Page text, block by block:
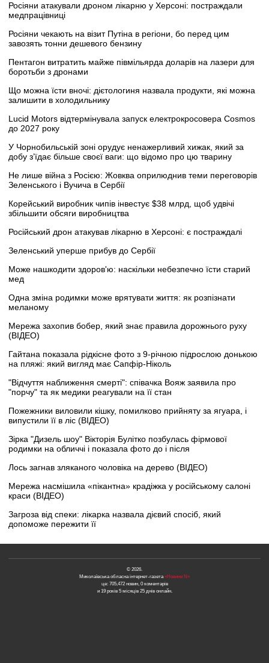
Росіяни атакували дроном лікарню у Херсоні: постраждали
медпрацівниці
Росіяни чекають на візит Путіна в регіони, бо перед цим
завозять тонни дешевого бензину
Пентагон витратить майже півмільярда доларів на лазери для
боротьби з дронами
Що можна їсти вночі: дієтологиня назвала продукти, які можна
залишити в холодильнику
Lucid Motors відтермінувала запуск електрокросовера Cosmos
до 2027 року
У Чорнобильській зоні орудує ненажерливий хижак, який за
добу з’їдає більше своєї ваги: що відомо про цю тварину
Не лише війна з Росією: Жовква оприлюднив теми переговорів
Зеленського і Вучича в Сербії
Корейський виробник чипів інвестує $38 млрд, щоб удвічі
збільшити обсяги виробництва
Російський дрон атакував лікарню в Херсоні: є постраждалі
Зеленський уперше прибув до Сербії
Може нашкодити здоров'ю: наскільки небезпечно їсти старий
мед
Одна зміна родимки може врятувати життя: як розпізнати
меланому
Мережа захопив бобер, який знає правила дорожнього руху
(ВІДЕО)
Гайтана показала рідкісне фото з 9-річною підрослою донькою
на пляжі: який вигляд має Сапфір-Ніколь
"Відчуття наближення смерті": співачка Вояж заявила про
"порчу" та як медики реагували на її стан
Пожежники виловили кішку, помилково прийняту за ягуара, і
випустили її в ліс (ВІДЕО)
Зірка "Дизель шоу" Вікторія Булітко позбулась фірмової
родимки на обличчі і показала фото до і після
Лось загнав зляканого чоловіка на дерево (ВІДЕО)
Мережа насмішила «пікантна» крадіжка у російському салоні
краси (ВІДЕО)
Загроза від спеки: лікарка назвала дієвий спосіб, який
допоможе пережити її
© 2026.
Миколаївська обласна інтернет-газета«Новини N»
це: 705,472 новин, 0 коментарів
и 19 років 5 місяців 25 днів онлайн.